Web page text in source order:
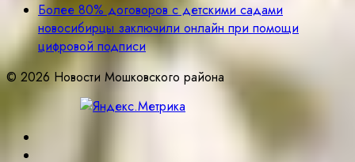
Более 80% договоров с детскими садами
новосибирцы заключили онлайн при помощи
цифровой подписи
© 2026 Новости Мошковского района